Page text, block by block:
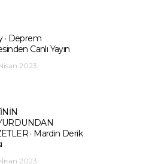
· Deprem
Canlı Yayın
2023
· Mardin Derik
2023